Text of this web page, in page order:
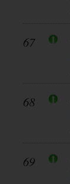
67
68
69